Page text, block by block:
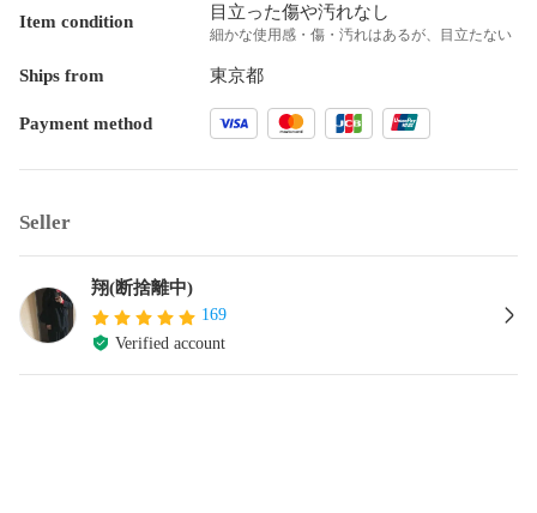
Item condition 目立った傷や汚れなし
細かな使用感・傷・汚れはあるが、目立たない
Ships from 東京都
Payment method
Seller
翔(断捨離中)
169
Verified account